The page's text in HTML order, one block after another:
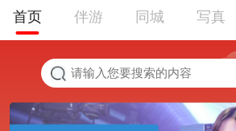
首页 伴游 同城 写真